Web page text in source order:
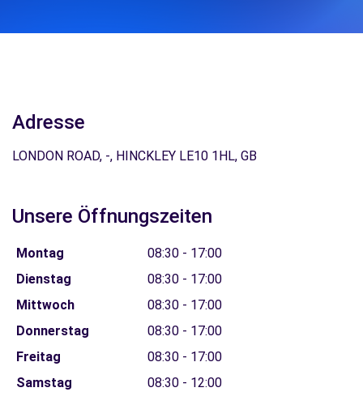
Adresse
LONDON ROAD, -, HINCKLEY LE10 1HL, GB
Unsere Öffnungszeiten
Montag
08:30 - 17:00
Dienstag
08:30 - 17:00
Mittwoch
08:30 - 17:00
Donnerstag
08:30 - 17:00
Freitag
08:30 - 17:00
Samstag
08:30 - 12:00